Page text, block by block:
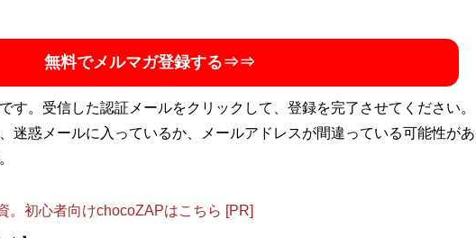
を返す日々。Twitter、noteでカジノですべてを失った経験や、日々のギ
信している。 Twitter→@slave_of_girlsnote→ギャンブル依存症
無料でメルマガ登録する⇒⇒
す。受信した認証メールをクリックして、登録を完了させてください。
迷惑メールに入っているか、メールアドレスが間違っている可能性があ
。初心者向けchocoZAPはこちら [PR]